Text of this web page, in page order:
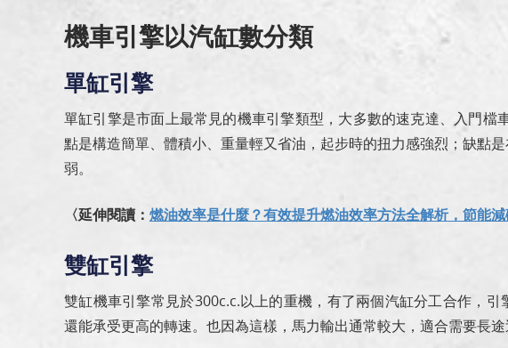
機車引擎以汽缸數分類
單缸引擎
單缸引擎是市面上最常見的機車引擎類型，大多數的速克達、入門檔
點是構造簡單、體積小、重量輕又省油，起步時的扭力感強烈；缺點
弱。
〈延伸閱讀： 燃油效率是什麼？有效提升燃油效率方法全解析，節能減
雙缸引擎
雙缸機車引擎常見於300c.c.以上的重機，有了兩個汽缸分工合作，引
還能承受更高的轉速。也因為這樣，馬力輸出通常較大，適合需要長途